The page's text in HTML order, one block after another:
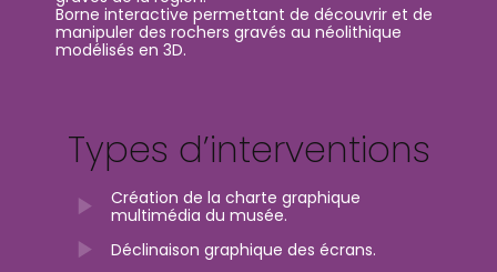
Borne interactive permettant de découvrir et de
manipuler des rochers gravés au néolithique
modélisés en 3D.
Types d’interventions
Création de la charte graphique
multimédia du musée.
Déclinaison graphique des écrans.